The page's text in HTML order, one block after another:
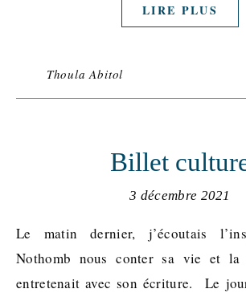
LIRE PLUS
Thoula Abitol
Billet
3 décembre 2021
Le matin dernier, j’écoutais l’inspirante Amélie
Nothomb nous conter sa vie et la
entretenait avec son écriture. Le